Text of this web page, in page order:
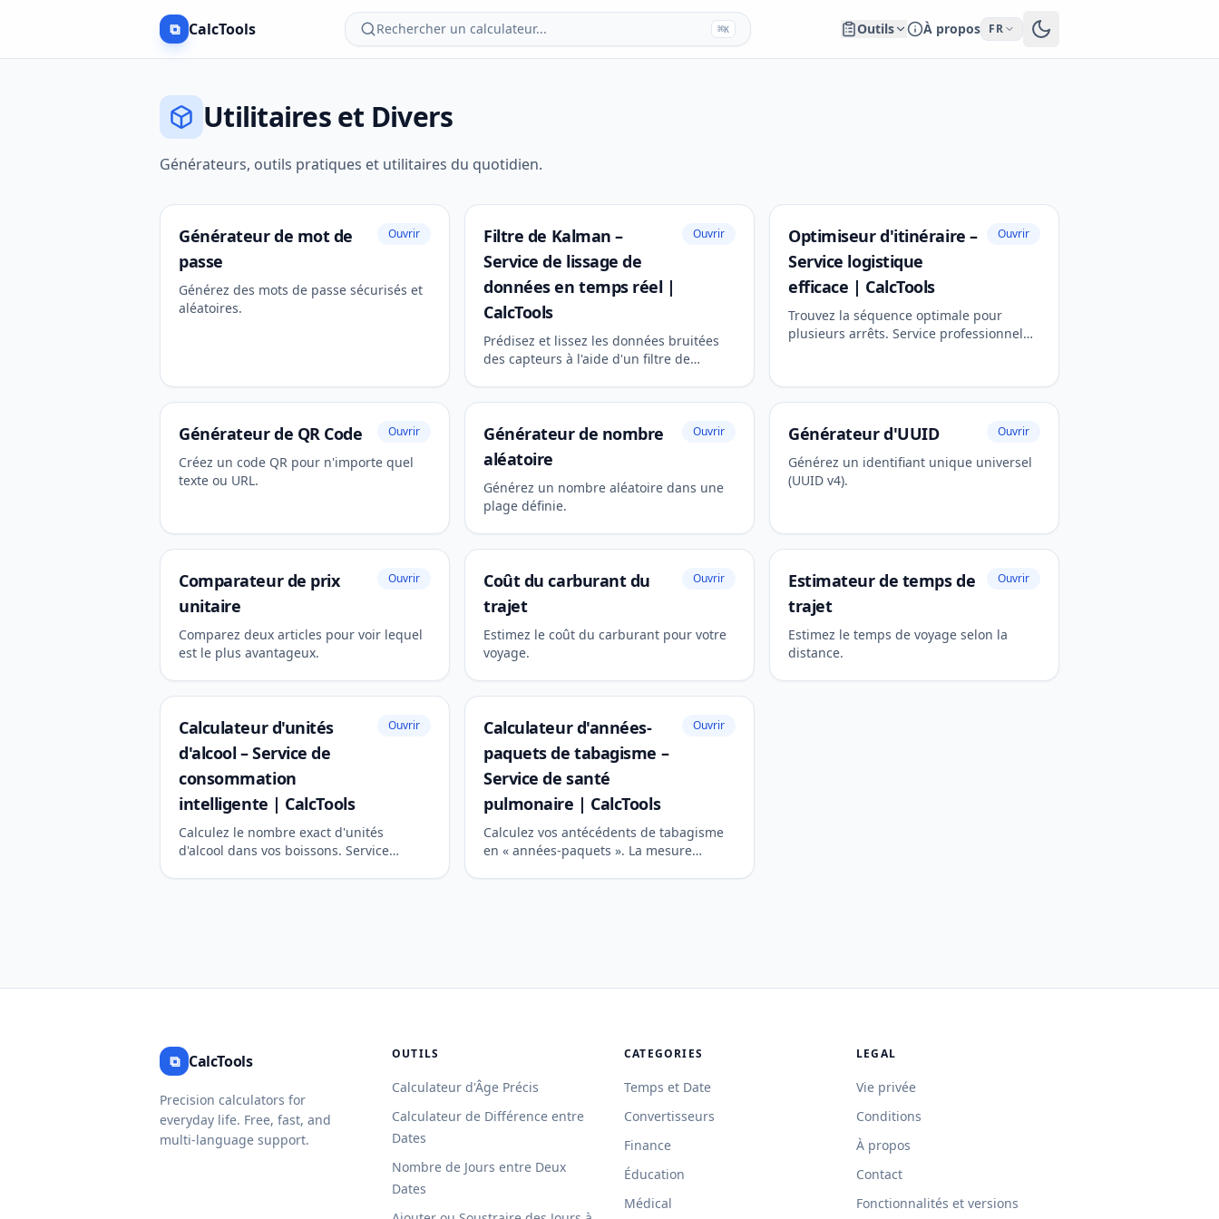
⧉ CalcTools Rechercher un calculateur... ⌘K Outils À propos FR
Utilitaires et Divers
Générateurs, outils pratiques et utilitaires du quotidien.
Générateur de mot de
passe
Ouvrir
Générez des mots de passe sécurisés et
aléatoires.
Filtre de Kalman –
Service de lissage de
données en temps réel |
CalcTools
Ouvrir
Prédisez et lissez les données bruitées
des capteurs à l'aide d'un filtre de
Optimiseur d'itinéraire –
Service logistique
efficace | CalcTools
Ouvrir
Trouvez la séquence optimale pour
plusieurs arrêts. Service professionnel
Générateur de QR Code Ouvrir
Créez un code QR pour n'importe quel
texte ou URL.
Générateur de nombre
aléatoire
Ouvrir
Générez un nombre aléatoire dans une
plage définie.
Générateur d'UUID Ouvrir
Générez un identifiant unique universel
(UUID v4).
Comparateur de prix
unitaire
Ouvrir
Comparez deux articles pour voir lequel
est le plus avantageux.
Coût du carburant du
trajet
Ouvrir
Estimez le coût du carburant pour votre
voyage.
Estimateur de temps de
trajet
Ouvrir
Estimez le temps de voyage selon la
distance.
Calculateur d'unités
d'alcool – Service de
consommation
intelligente | CalcTools
Ouvrir
Calculez le nombre exact d'unités
d'alcool dans vos boissons. Service
Calculateur d'années-
paquets de tabagisme –
Service de santé
pulmonaire | CalcTools
Ouvrir
Calculez vos antécédents de tabagisme
en « années-paquets ». La mesure
⧉ CalcTools
Precision calculators for
everyday life. Free, fast, and
multi-language support.
OUTILS
Calculateur d'Âge Précis
Calculateur de Différence entre
Dates
Nombre de Jours entre Deux
Dates
CATEGORIES
Temps et Date
Convertisseurs
Finance
Éducation
Médical
LEGAL
Vie privée
Conditions
À propos
Contact
Fonctionnalités et versions